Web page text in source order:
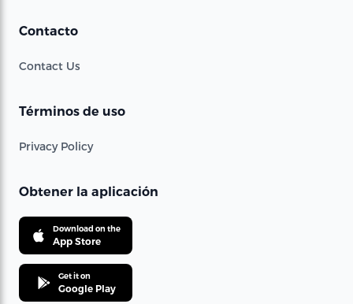
Contacto
Contact Us
Términos de uso
Privacy Policy
Obtener la aplicación
Download on the
App Store
Get it on
Google Play